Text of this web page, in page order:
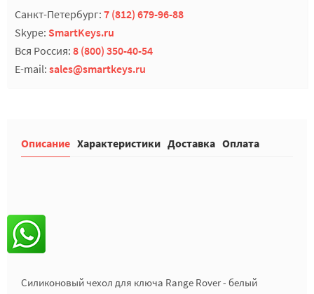
Санкт-Петербург: 7 (812) 679-96-88
Skype: SmartKeys.ru
Вся Россия: 8 (800) 350-40-54
E-mail: sales@smartkeys.ru
Описание Характеристики Доставка Оплата
Силиконовый чехол для ключа Range Rover - белый